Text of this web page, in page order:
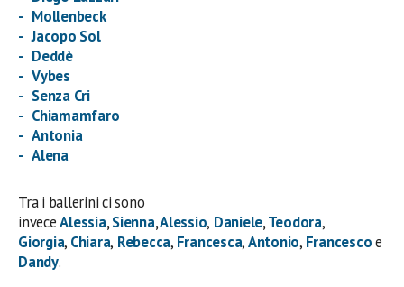
Mollenbeck
Jacopo Sol
Deddè
Vybes
Senza Cri
Chiamamfaro
Antonia
Alena
Tra i ballerini ci sono
inveceAlessia,Sienna,Alessio, Daniele,Teodora,
Giorgia, Chiara, Rebecca, Francesca,Antonio, Francescoe
Dandy.